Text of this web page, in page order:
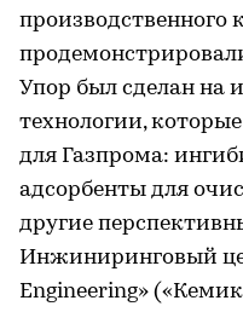
производственного
Упор был сделан
технологии,
для Газпрома:
адсорбенты для
другие
Инжиниринговый
Engineering»